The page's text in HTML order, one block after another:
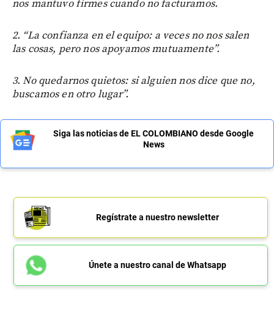
nos mantuvo firmes cuando no facturamos.
2. “La confianza en el equipo: a veces no nos salen
las cosas, pero nos apoyamos mutuamente”.
3. No quedarnos quietos: si alguien nos dice que no,
buscamos en otro lugar”.
Siga las noticias de EL COLOMBIANO desde Google
News
Regístrate a nuestro newsletter
Únete a nuestro canal de Whatsapp